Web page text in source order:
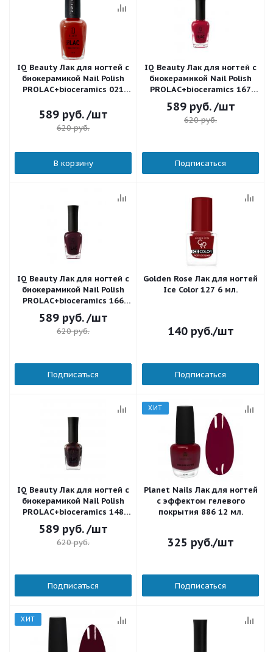
IQ Beauty Лак для ногтей с
биокерамикой Nail Polish
PROLAC+bioceramics 021
589руб. /шт
620руб.
В корзину
IQ Beauty Лак для ногтей с
биокерамикой Nail Polish
PROLAC+bioceramics 167
Dominanta 12,5 мл.
589руб. /шт
620руб.
Подписаться
IQ Beauty Лак для ногтей с
биокерамикой Nail Polish
PROLAC+bioceramics 166
Dominanta Sins and Secrets
12,5 мл.
589руб. /шт
620руб.
Подписаться
Golden Rose Лак для ногтей
Ice Color 127 6 мл.
140руб./шт
Подписаться
IQ Beauty Лак для ногтей с
биокерамикой Nail Polish
PROLAC+bioceramics 148
Red Yule 12,5 мл.
589руб. /шт
620руб.
Подписаться
ХИТ
Planet Nails Лак для ногтей
с эффектом гелевого
покрытия 886 12 мл.
325 руб./шт
Подписаться
ХИТ